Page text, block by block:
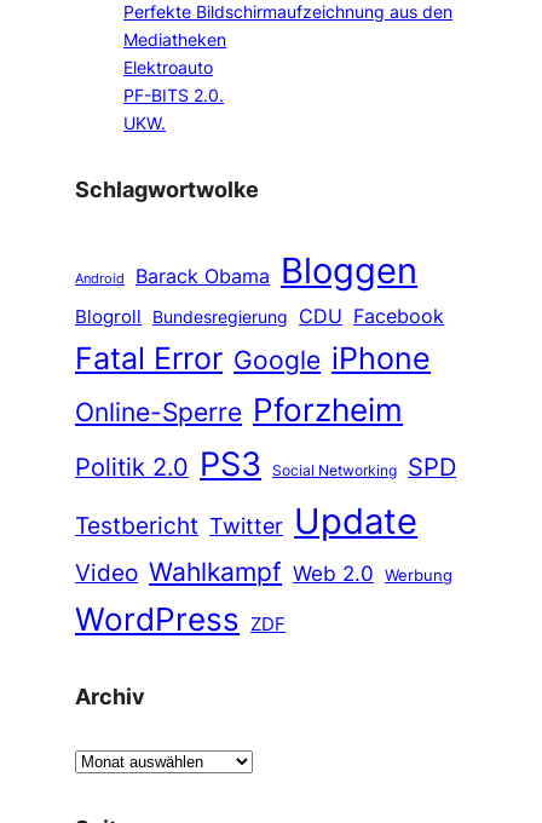
Perfekte Bildschirmaufzeichnung aus den
Mediatheken
Elektroauto
PF-BITS 2.0.
UKW.
Schlagwortwolke
Android Barack Obama Bloggen
Blogroll Bundesregierung CDU Facebook
Fatal Error Google iPhone
Online-Sperre Pforzheim
Politik 2.0 PS3 Social Networking
SPD
Testbericht Twitter Update
Video Wahlkampf Web 2.0 Werbung
WordPress ZDF
Archiv
A
c